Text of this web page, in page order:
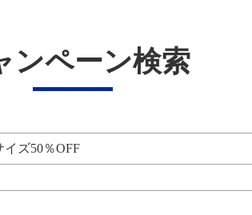
ンペーン検索